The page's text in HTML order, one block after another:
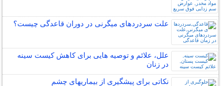
علت سردردهای میگرنی در دوران قاعدگی چیست؟
علل، علائم و توصیه هایی برای کاهش کیست سینه
در زنان
نکاتی برای پیشگیری از بیماریهای چشم